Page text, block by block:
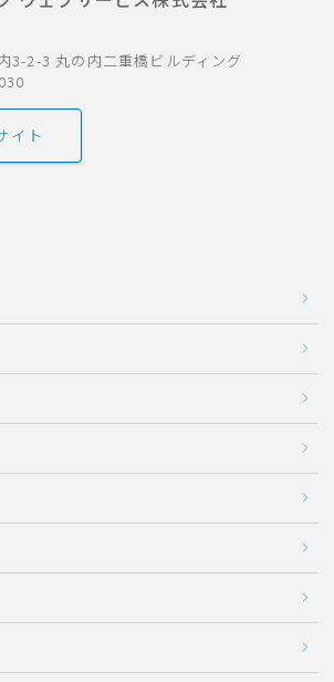
3-2-3 丸の内二重橋ビルディング
イト